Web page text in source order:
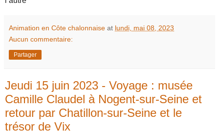
Animation en Côte chalonnaise at lundi, mai 08, 2023
Aucun commentaire:
Partager
Jeudi 15 juin 2023 - Voyage : musée
Camille Claudel à Nogent-sur-Seine et
retour par Chatillon-sur-Seine et le
trésor de Vix